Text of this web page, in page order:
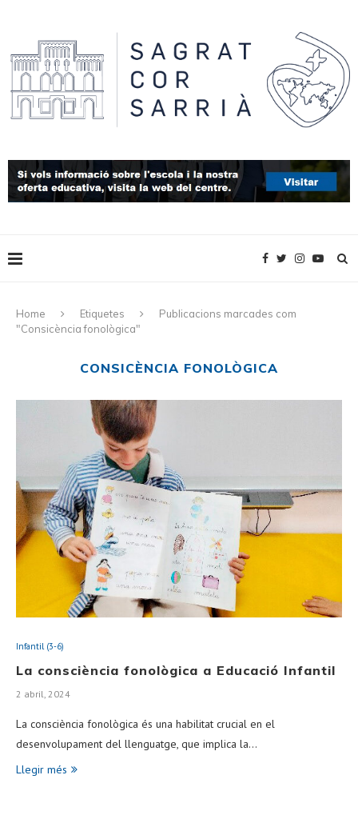
Home Etiquetes
Publicacions marcades com
"Consicència fonològica"
CONSICÈNCIA FONOLÒGICA
Infantil (3-6)
La consciència fonològica a Educació Infantil
2 abril, 2024
La consciència fonològica és una habilitat crucial en el
desenvolupament del llenguatge, que implica la…
Llegir més